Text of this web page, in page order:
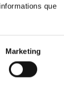
que
Marketing